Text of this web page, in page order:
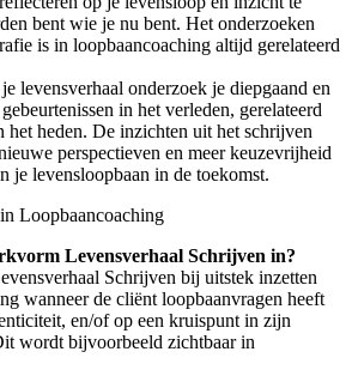
bent wie je nu bent. Het onderzoeken
is in loopbaancoaching altijd gerelateerd
levensverhaal onderzoek je diepgaand en
in het verleden, gerelateerd
het heden. De inzichten uit het schrijven
perspectieven en meer keuzevrijheid
je levensloopbaan in de toekomst.
Levensverhaal Schrijven in?
Schrijven bij uitstek inzetten
wanneer de cliënt loopbaanvragen heeft
en/of op een kruispunt in zijn
wordt bijvoorbeeld zichtbaar in